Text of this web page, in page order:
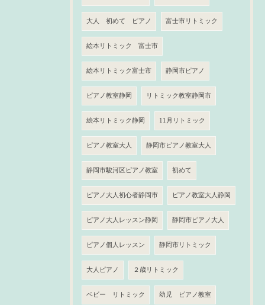
大人 初めて ピアノ 富士市リトミック
絵本リトミック 富士市
絵本リトミック富士市 静岡市ピアノ
ピアノ教室静岡 リトミック教室静岡市
絵本リトミック静岡 11月リトミック
ピアノ教室大人 静岡市ピアノ教室大人
静岡市駿河区ピアノ教室 初めて
ピアノ大人初心者静岡市 ピアノ教室大人静岡
ピアノ大人レッスン静岡 静岡市ピアノ大人
ピアノ個人レッスン 静岡市リトミック
大人ピアノ ２歳リトミック
ベビー リトミック 幼児 ピアノ教室